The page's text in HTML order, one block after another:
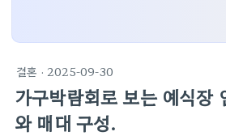
결혼 · 2025-09-30
가구박람회로 보는 예식장
와 매대 구성.